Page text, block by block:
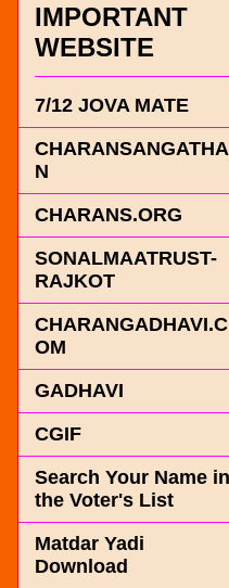
IMPORTANT
WEBSITE
7/12 JOVA MATE
CHARANSANGATHA
N
CHARANS.ORG
SONALMAATRUST-
RAJKOT
CHARANGADHAVI.C
OM
GADHAVI
CGIF
Search Your Name in
the Voter's List
Matdar Yadi
Download